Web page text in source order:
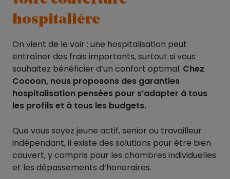
hospitalière
On vient de le voir : une hospitalisation peut
entraîner des frais importants, surtout si vous
souhaitez bénéficier d’un confort optimal. Chez
Cocoon, nous proposons des garanties
hospitalisation pensées pour s’adapter à tous
les profils et à tous les budgets.
Que vous soyez jeune actif, senior ou travailleur
indépendant, il existe des solutions pour être bien
couvert, y compris pour les chambres individuelles
et les dépassements d’honoraires.